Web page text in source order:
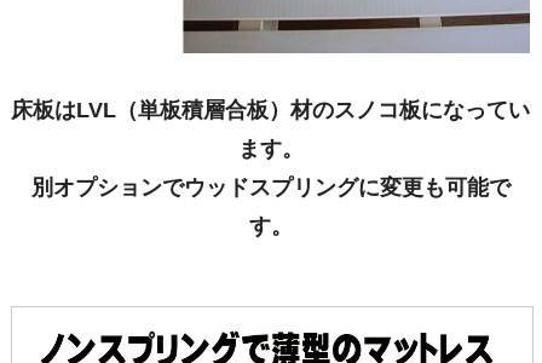
床板はLVL（単板積層合板）材のスノコ板になってい
ます。
別オプションでウッドスプリングに変更も可能で
す。